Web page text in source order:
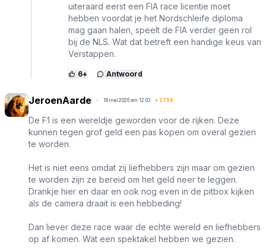
uiteraard eerst een FIA race licentie moet
hebben voordat je het Nordschleife diploma
mag gaan halen, speelt de FIA verder geen rol
bij de NLS. Wat dat betreft een handige keus van
Verstappen.
6+ Antwoord
JeroenAarde 18 mei 2026 om 12:03 + 2756
De F1 is een wereldje geworden voor de rijken. Deze
kunnen tegen grof geld een pas kopen om overal gezien
te worden.
Het is niet eens omdat zij liefhebbers zijn maar om gezien
te worden zijn ze bereid om het geld neer te leggen.
Drankje hier en daar en ook nog even in de pitbox kijken
als de camera draait is een hebbeding!
Dan liever deze race waar de echte wereld en liefhebbers
op af komen. Wat een spektakel hebben we gezien.